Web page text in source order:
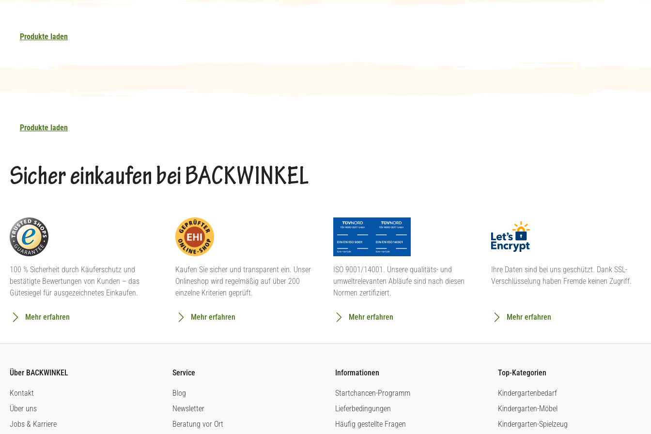
Produkte laden
Produkte laden
Sicher einkaufen bei BACKWINKEL
100 % Sicherheit durch Käuferschutz und
bestätigte Bewertungen von Kunden – das
Gütesiegel für ausgezeichnetes Einkaufen.
Mehr erfahren
Kaufen Sie sicher und transparent ein. Unser
Onlineshop wird regelmäßig auf über 200
einzelne Kriterien geprüft.
Mehr erfahren
ISO 9001/14001. Unsere qualitäts- und
umweltrelevanten Abläufe sind nach diesen
Normen zertifiziert.
Mehr erfahren
Ihre Daten sind bei uns geschützt. Dank SSL-
Verschlüsselung haben Fremde keinen Zugriff.
Mehr erfahren
Über BACKWINKEL
Kontakt
Über uns
Jobs & Karriere
Service
Blog
Newsletter
Beratung vor Ort
Informationen
Startchancen-Programm
Lieferbedingungen
Häufig gestellte Fragen
Top-Kategorien
Kindergartenbedarf
Kindergarten-Möbel
Kindergarten-Spielzeug